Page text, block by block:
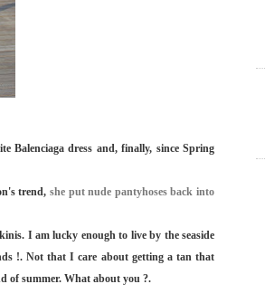
dress and, finally, since Spring
trend, she put nude pantyhoses back into
I am lucky enough to live by the seaside
!. Not that I care about getting a tan that
of summer. What about you ?.